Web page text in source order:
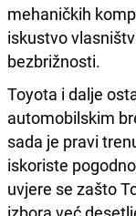
mehaničkih
iskustvo
bezbrižnosti.
Toyota i dalje
automobilskim
sada je pravi
iskoriste
uvjere se zašto